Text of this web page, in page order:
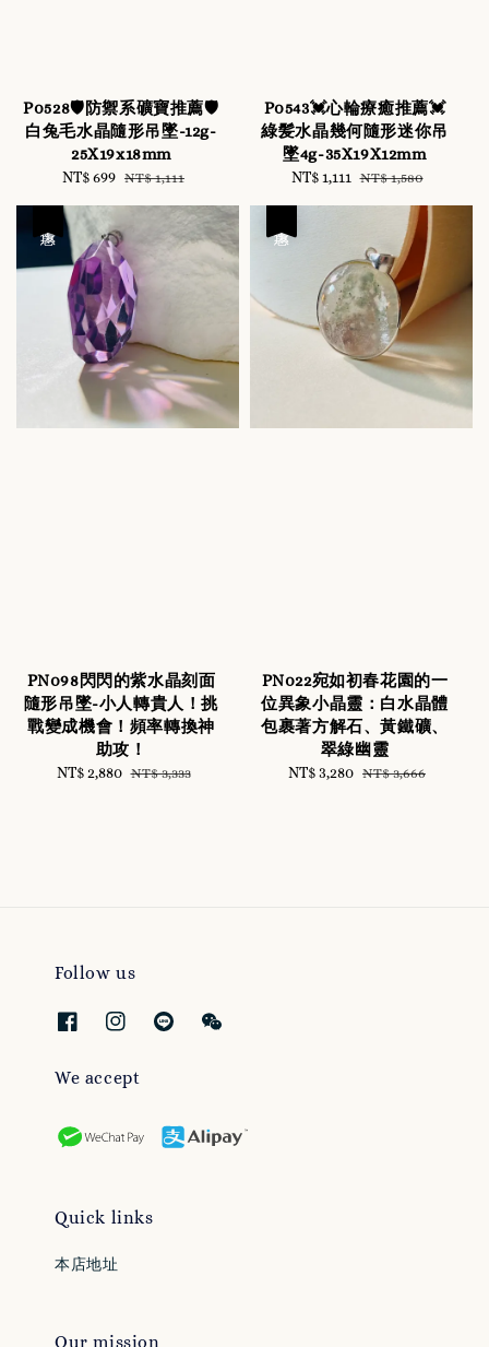
P0528🛡️防禦系礦寶推薦🛡️
白兔毛水晶隨形吊墜-12g-
25X19x18mm
Sale
NT$ 699 Regular
NT$ 1,111
P0543💓心輪療癒推薦💓
綠髪水晶幾何隨形迷你吊
墜4g-35X19X12mm
Sale
NT$ 1,111 Regular
NT$ 1,580
PN098閃閃的紫水晶刻面
隨形吊墜-小人轉貴人！挑
戰變成機會！頻率轉換神
助攻！
Sale
NT$ 2,880 Regular
NT$ 3,333
PN022宛如初春花園的一
位異象小晶靈：白水晶體
包裹著方解石、黃鐵礦、
翠綠幽靈
Sale
NT$ 3,280 Regular
NT$ 3,666
Follow us
We accept
Quick links
本店地址
Our mission